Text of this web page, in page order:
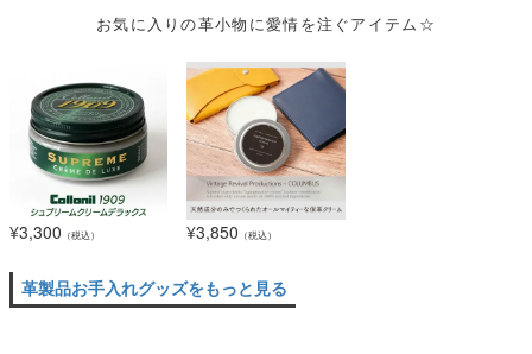
お気に入りの革小物に愛情を注ぐアイテム☆
¥3,300 （税込） ¥3,850 （税込）
革製品お手入れグッズをもっと見る